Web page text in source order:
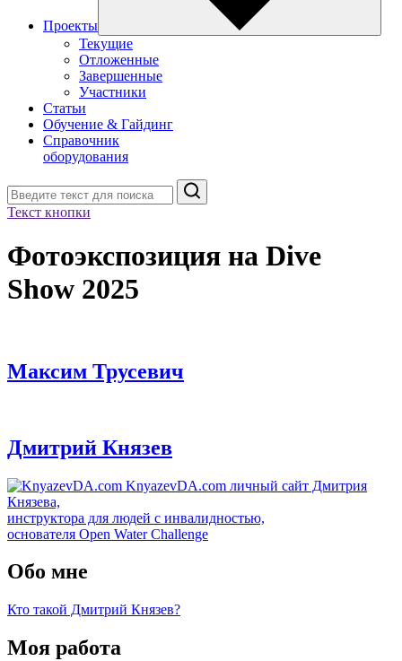
Проекты
Текущие
Отложенные
Завершенные
Участники
Статьи
Обучение & Гайдинг
Справочник
оборудования
Поиск
Текст кнопки
Фотоэкспозиция на Dive
Show 2025
Максим Трусевич
Дмитрий Князев
KnyazevDA.com личный сайт Дмитрия
Князева,
инструктора для людей с инвалидностью,
основателя Open Water Challenge
Обо мне
Кто такой Дмитрий Князев?
Моя работа